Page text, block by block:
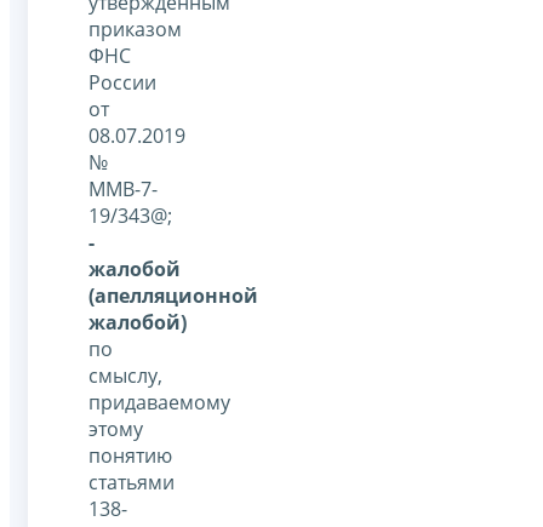
приказом
ФНС
России
от
08.07.2019
№
ММВ-7-
19/343@;
-
жалобой
(апелляционной
жалобой)
по
смыслу,
придаваемому
этому
понятию
статьями
138-